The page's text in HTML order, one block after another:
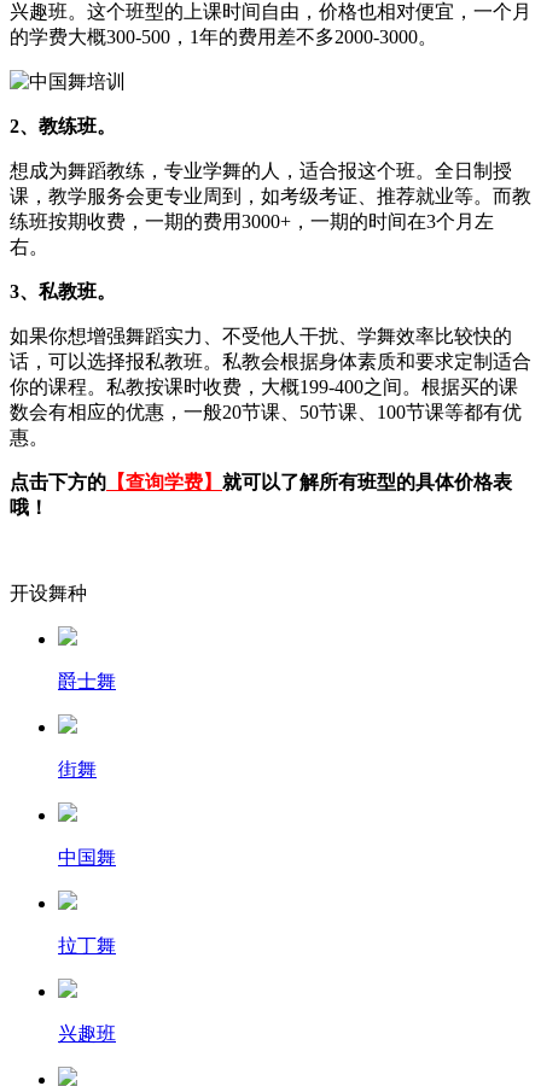
兴趣班。这个班型的上课时间自由，价格也相对便宜，一个月
的学费大概300-500，1年的费用差不多2000-3000。
2、教练班。
想成为舞蹈教练，专业学舞的人，适合报这个班。全日制授
课，教学服务会更专业周到，如考级考证、推荐就业等。而教
练班按期收费，一期的费用3000+，一期的时间在3个月左
右。
3、私教班。
如果你想增强舞蹈实力、不受他人干扰、学舞效率比较快的
话，可以选择报私教班。私教会根据身体素质和要求定制适合
你的课程。私教按课时收费，大概199-400之间。根据买的课
数会有相应的优惠，一般20节课、50节课、100节课等都有优
惠。
点击下方的 【查询学费】 就可以了解所有班型的具体价格表
哦！
开设舞种
爵士舞
街舞
中国舞
拉丁舞
兴趣班